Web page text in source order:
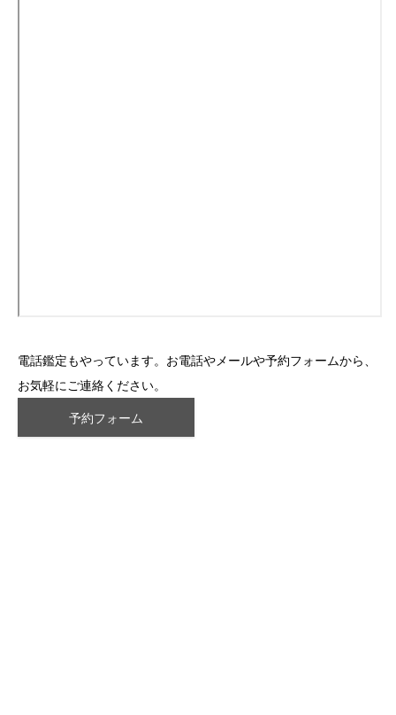
電話鑑定もやっています。お電話やメールや予約フォームから、
お気軽にご連絡ください。
予約フォーム